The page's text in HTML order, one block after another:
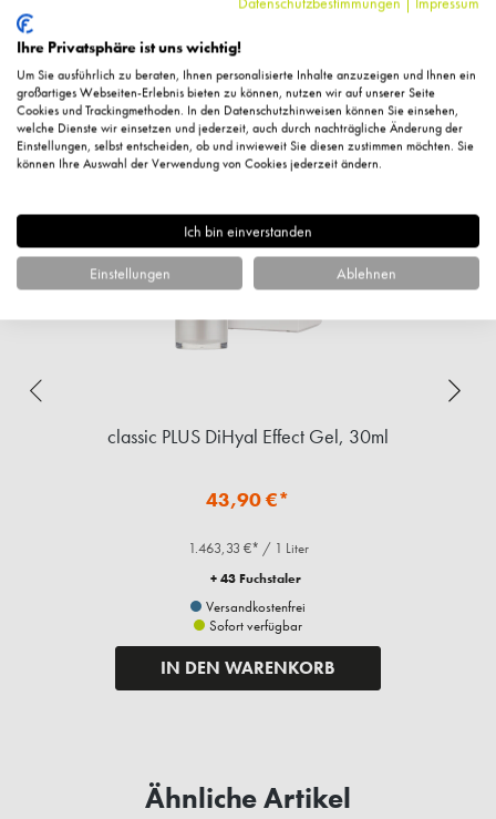
Ergänzende Artikel
classic PLUS DiHyal Effect Gel, 30ml
43,90 €*
1.463,33 €* / 1 Liter
+ 43 Fuchstaler
Versandkostenfrei
Sofort verfügbar
IN DEN WARENKORB
Ähnliche Artikel
Ihre Privatsphäre ist uns wichtig!
Um Sie ausführlich zu beraten, Ihnen personalisierte Inhalte anzuzeigen und Ihnen ein
großartiges Webseiten-Erlebnis bieten zu können, nutzen wir auf unserer Seite
Cookies und Trackingmethoden. In den Datenschutzhinweisen können Sie einsehen,
welche Dienste wir einsetzen und jederzeit, auch durch nachträgliche Änderung der
Einstellungen, selbst entscheiden, ob und inwieweit Sie diesen zustimmen möchten. Sie
können Ihre Auswahl der Verwendung von Cookies jederzeit ändern.
Ich bin einverstanden
Einstellungen Ablehnen